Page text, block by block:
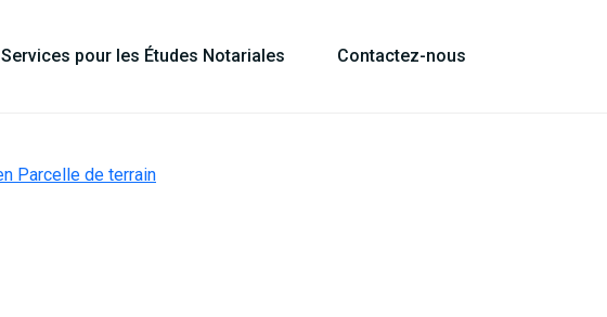
Services pour les Études Notariales Contactez-nous